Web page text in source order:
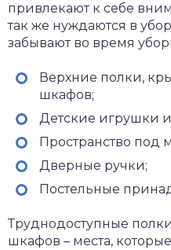
привлекают к себе
так же нуждаются в
забывают во время
Верхние полки,
шкафов;
Детские игрушки
Пространство под
Дверные ручки;
Постельные
Труднодоступные
шкафов – места,